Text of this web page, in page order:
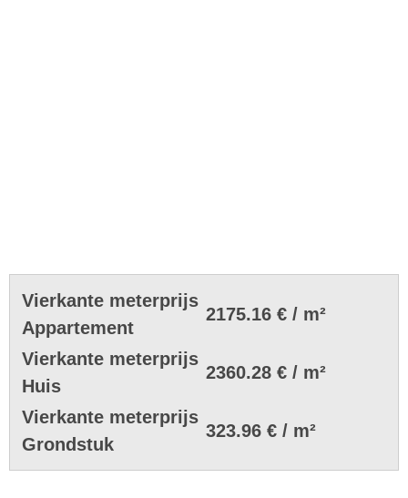
Vierkante meterprijs
Appartement
2175.16 € / m²
Vierkante meterprijs
Huis
2360.28 € / m²
Vierkante meterprijs
Grondstuk
323.96 € / m²